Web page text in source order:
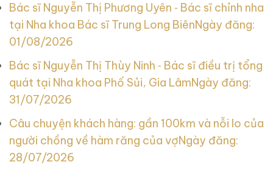
Bác sĩ Nguyễn Thị Phương Uyên ‑ Bác sĩ chỉnh nha
tại Nha khoa Bác sĩ Trung Long BiênNgày đăng:
01/08/2026
Bác sĩ Nguyễn Thị Thùy Ninh ‑ Bác sĩ điều trị tổng
quát tại Nha khoa Phố Sủi, Gia LâmNgày đăng:
31/07/2026
Câu chuyện khách hàng: gần 100km và nỗi lo của
người chồng về hàm răng của vợNgày đăng:
28/07/2026